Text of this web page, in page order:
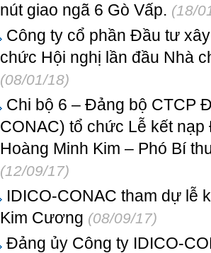
nút giao ngã 6 Gò Vấp. (18/
Công ty cổ phần Đầu tư
chức Hội nghị lần đầu Nhà
(08/01/18)
Chi bộ 6 – Đảng bộ CTCP
CONAC) tổ chức Lễ kết
Hoàng Minh Kim – Phó Bí
(12/09/17)
IDICO-CONAC tham dự lễ
Kim Cương (08/09/17)
Đảng ủy Công ty IDICO-